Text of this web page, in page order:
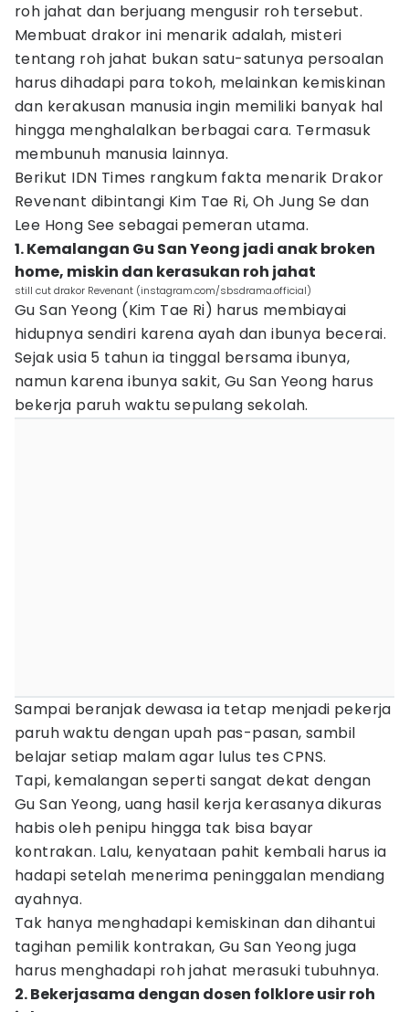
roh jahat dan berjuang mengusir roh tersebut.
Membuat drakor ini menarik adalah, misteri
tentang roh jahat bukan satu-satunya persoalan
harus dihadapi para tokoh, melainkan kemiskinan
dan kerakusan manusia ingin memiliki banyak hal
hingga menghalalkan berbagai cara. Termasuk
membunuh manusia lainnya.
Berikut IDN Times rangkum fakta menarik Drakor
Revenant dibintangi Kim Tae Ri, Oh Jung Se dan
Lee Hong See sebagai pemeran utama.
1. Kemalangan Gu San Yeong jadi anak broken
home, miskin dan kerasukan roh jahat
still cut drakor Revenant (instagram.com/sbsdrama.official)
Gu San Yeong (Kim Tae Ri) harus membiayai
hidupnya sendiri karena ayah dan ibunya becerai.
Sejak usia 5 tahun ia tinggal bersama ibunya,
namun karena ibunya sakit, Gu San Yeong harus
bekerja paruh waktu sepulang sekolah.
Sampai beranjak dewasa ia tetap menjadi pekerja
paruh waktu dengan upah pas-pasan, sambil
belajar setiap malam agar lulus tes CPNS.
Tapi, kemalangan seperti sangat dekat dengan
Gu San Yeong, uang hasil kerja kerasanya dikuras
habis oleh penipu hingga tak bisa bayar
kontrakan. Lalu, kenyataan pahit kembali harus ia
hadapi setelah menerima peninggalan mendiang
ayahnya.
Tak hanya menghadapi kemiskinan dan dihantui
tagihan pemilik kontrakan, Gu San Yeong juga
harus menghadapi roh jahat merasuki tubuhnya.
2. Bekerjasama dengan dosen folklore usir roh